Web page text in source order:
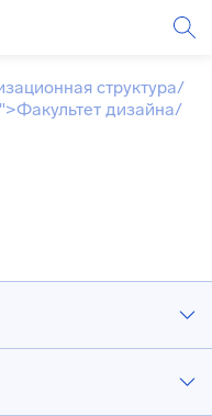
структура/
дизайна/